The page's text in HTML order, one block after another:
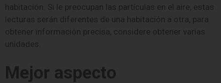
habitación. Si le preocupan las partículas en el aire, estas
lecturas serán diferentes de una habitación a otra, para
obtener información precisa, considere obtener varias
unidades.
Mejor aspecto